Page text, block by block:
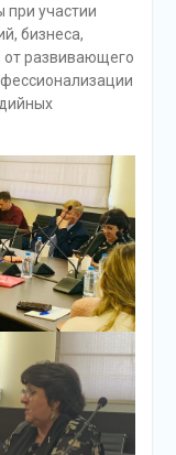
при участии
бизнеса,
от развивающего